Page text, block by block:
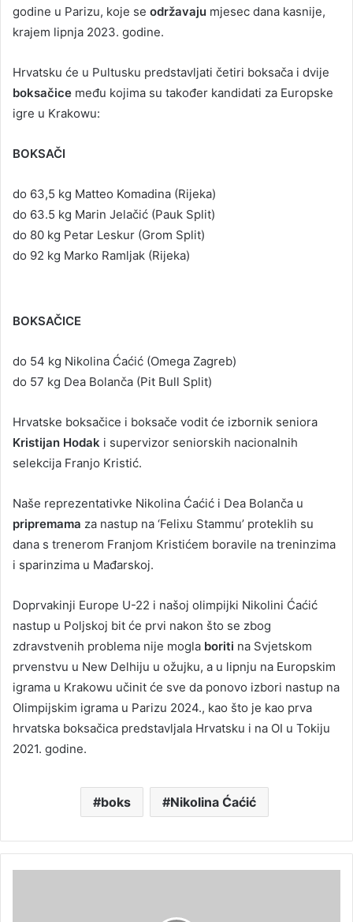
godine u Parizu, koje se održavaju mjesec dana kasnije,
krajem lipnja 2023. godine.
Hrvatsku će u Pultusku predstavljati četiri boksača i dvije
boksačice među kojima su također kandidati za Europske
igre u Krakowu:
BOKSAČI
do 63,5 kg Matteo Komadina (Rijeka)
do 63.5 kg Marin Jelačić (Pauk Split)
do 80 kg Petar Leskur (Grom Split)
do 92 kg Marko Ramljak (Rijeka)
BOKSAČICE
do 54 kg Nikolina Ćaćić (Omega Zagreb)
do 57 kg Dea Bolanča (Pit Bull Split)
Hrvatske boksačice i boksače vodit će izbornik seniora
Kristijan Hodak i supervizor seniorskih nacionalnih
selekcija Franjo Kristić.
Naše reprezentativke Nikolina Ćaćić i Dea Bolanča u
pripremama za nastup na ‘Felixu Stammu’ proteklih su
dana s trenerom Franjom Kristićem boravile na treninzima
i sparinzima u Mađarskoj.
Doprvakinji Europe U-22 i našoj olimpijki Nikolini Ćaćić
nastup u Poljskoj bit će prvi nakon što se zbog
zdravstvenih problema nije mogla boriti na Svjetskom
prvenstvu u New Delhiju u ožujku, a u lipnju na Europskim
igrama u Krakowu učinit će sve da ponovo izbori nastup na
Olimpijskim igrama u Parizu 2024., kao što je kao prva
hrvatska boksačica predstavljala Hrvatsku i na OI u Tokiju
2021. godine.
boks Nikolina Ćaćić